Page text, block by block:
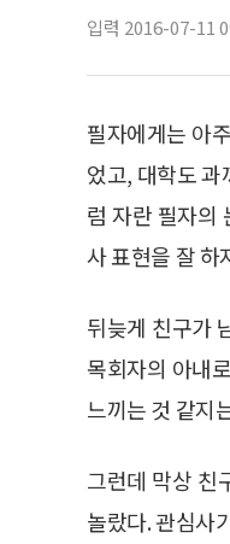
입력 2016-07-11
필자에게는 아
었고, 대학도
럼 자란 필자의
사 표현을 잘 하
뒤늦게 친구가
목회자의 아내
느끼는 것 같지
그런데 막상 친
놀랐다. 관심사